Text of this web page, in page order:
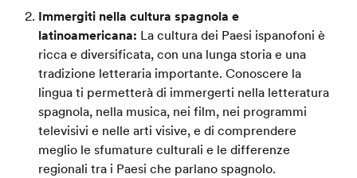
Immergiti nella cultura spagnola e
latinoamericana: La cultura dei Paesi ispanofoni è
ricca e diversificata, con una lunga storia e una
tradizione letteraria importante. Conoscere la
lingua ti permetterà di immergerti nella letteratura
spagnola, nella musica, nei film, nei programmi
televisivi e nelle arti visive, e di comprendere
meglio le sfumature culturali e le differenze
regionali tra i Paesi che parlano spagnolo.